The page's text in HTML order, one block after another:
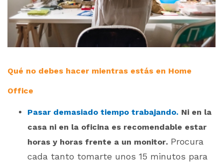
Qué no debes hacer mientras estás en Home
Office
Pasar demasiado tiempo trabajando. Ni en la
casa ni en la oficina es recomendable estar
horas y horas frente a un monitor. Procura
cada tanto tomarte unos 15 minutos para